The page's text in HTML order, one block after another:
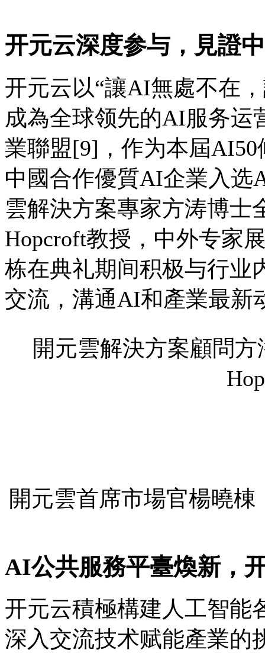
开元云深度参与，見證
开元云以“讓AI無處不在
成為全球领先的AI服务
業聯盟[9]，作为本屆
中國合作優質AI企業入选
雲解決方案專家方涛博士
Hopcroft教授，中外专家
栋在典礼期间积极与行业
交流，溝通AI和產業最新
開元雲解決方案顧問
開元雲首席市場官楊曉
AI公共服務平臺煥新，
开元云積極構建人工智能
深入交流技术赋能產業的